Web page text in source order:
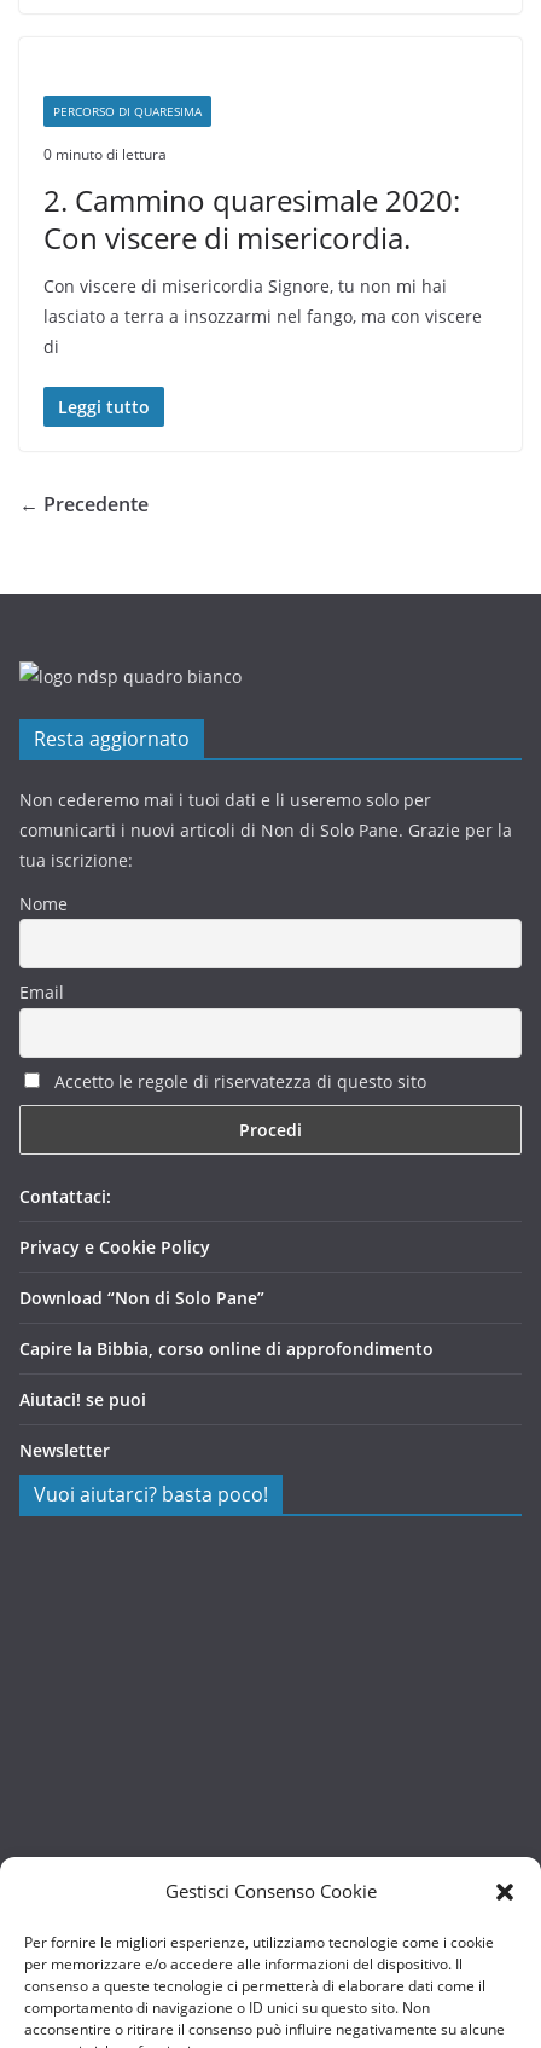
Gestisci Consenso Cookie
Per fornire le migliori esperienze, utilizziamo tecnologie come i cookie
per memorizzare e/o accedere alle informazioni del dispositivo. Il
consenso a queste tecnologie ci permetterà di elaborare dati come il
comportamento di navigazione o ID unici su questo sito. Non
acconsentire o ritirare il consenso può influire negativamente su alcune
PERCORSO DI QUARESIMA
0 minuto di lettura
2. Cammino quaresimale 2020:
Con viscere di misericordia.
Con viscere di misericordia Signore, tu non mi hai
lasciato a terra a insozzarmi nel fango, ma con viscere
di
Leggi tutto
← Precedente
Resta aggiornato
Non cederemo mai i tuoi dati e li useremo solo per
comunicarti i nuovi articoli di Non di Solo Pane. Grazie per la
tua iscrizione:
Nome
Email
Accetto le regole di riservatezza di questo sito
Contattaci:
Privacy e Cookie Policy
Download “Non di Solo Pane”
Capire la Bibbia, corso online di approfondimento
Aiutaci! se puoi
Newsletter
Vuoi aiutarci? basta poco!